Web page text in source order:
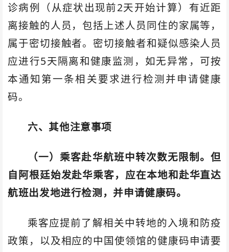
诊病例（从症状出现前2天开始计算）有近距
离接触的人员，包括上述人员同住的家属等，
属于密切接触者。密切接触者和疑似感染人员
应进行5天隔离和健康监测，如无异常，可按
本通知第一条相关要求进行检测并申请健康
码。
六、其他注意事项
（一）乘客赴华航班中转次数无限制。但
自阿根廷始发赴华乘客，应在本地和赴华直达
航班出发地进行检测，并申请健康码。
乘客应提前了解相关中转地的入境和防疫
政策，以及相应的中国使领馆的健康码申请要